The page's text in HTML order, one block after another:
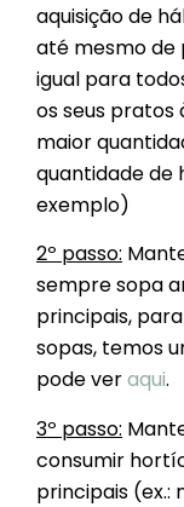
aquisição de
até mesmo de
igual para
os seus pratos
maior
quantidade de
exemplo)
2º passo:
sempre sopa
principais,
sopas, temos
pode veraqui.
3º passo:
consumir
principais (ex.: